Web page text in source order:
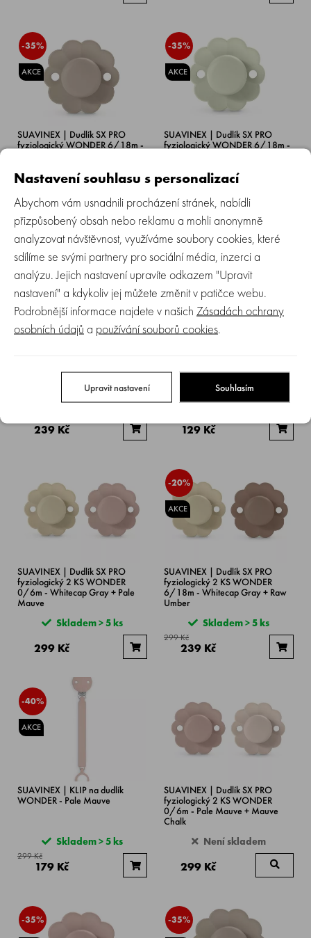
-35%
AKCE
SUAVINEX | Dudlík SX PRO
fyziologický WONDER 6/18m -
Skladem > 5 ks
199 Kč
129 Kč
-35%
AKCE
SUAVINEX | Dudlík SX PRO
fyziologický WONDER 6/18m -
Skladem > 5 ks
199 Kč
129 Kč
-20%
AKCE
0/6m - Almost Aqua + Whitecap
Skladem > 5 ks
239 Kč
-35%
AKCE
Pale Mauve
Skladem > 5 ks
129 Kč
SUAVINEX | Dudlík SX PRO
fyziologický 2 KS WONDER
0/6m - Whitecap Gray + Pale
Mauve
Skladem > 5 ks
299 Kč
-20%
AKCE
SUAVINEX | Dudlík SX PRO
fyziologický 2 KS WONDER
6/18m - Whitecap Gray + Raw
Umber
Skladem > 5 ks
299 Kč
239 Kč
-40%
AKCE
SUAVINEX | KLIP na dudlík
WONDER - Pale Mauve
Skladem > 5 ks
299 Kč
179 Kč
SUAVINEX | Dudlík SX PRO
fyziologický 2 KS WONDER
0/6m - Pale Mauve + Mauve
Chalk
Není skladem
299 Kč
-35% -35%
Nastavení souhlasu s personalizací
Abychom vám usnadnili procházení stránek, nabídli
přizpůsobený obsah nebo reklamu a mohli anonymně
analyzovat návštěvnost, využíváme soubory cookies, které
sdílíme se svými partnery pro sociální média, inzerci a
analýzu. Jejich nastavení upravíte odkazem "Upravit
nastavení" a kdykoliv jej můžete změnit v patičce webu.
Podrobnější informace najdete v našich Zásadách ochrany
osobních údajů a používání souborů cookies.
Upravit nastavení Souhlasím